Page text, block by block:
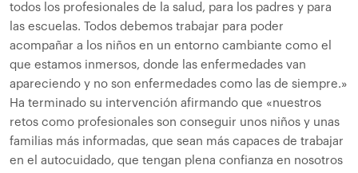
todos los profesionales de la salud, para los padres y para
las escuelas. Todos debemos trabajar para poder
acompañar a los niños en un entorno cambiante como el
que estamos inmersos, donde las enfermedades van
apareciendo y no son enfermedades como las de siempre.»
Ha terminado su intervención afirmando que «nuestros
retos como profesionales son conseguir unos niños y unas
familias más informadas, que sean más capaces de trabajar
en el autocuidado, que tengan plena confianza en nosotros